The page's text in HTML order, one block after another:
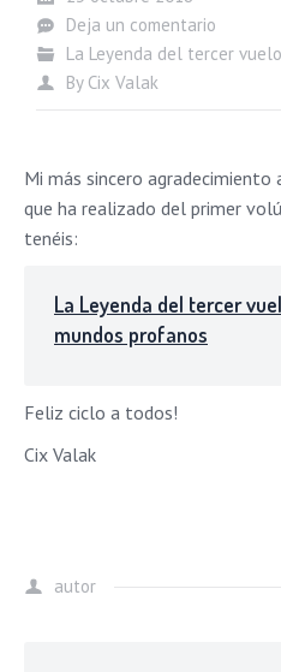
Deja un comentario
La Leyenda del tercer vuelo
By Cix Valak
Mi más sincero agradecimiento
que ha realizado del primer
tenéis:
La Leyenda del tercer
mundos profanos
Feliz ciclo a todos!
Cix Valak
autor